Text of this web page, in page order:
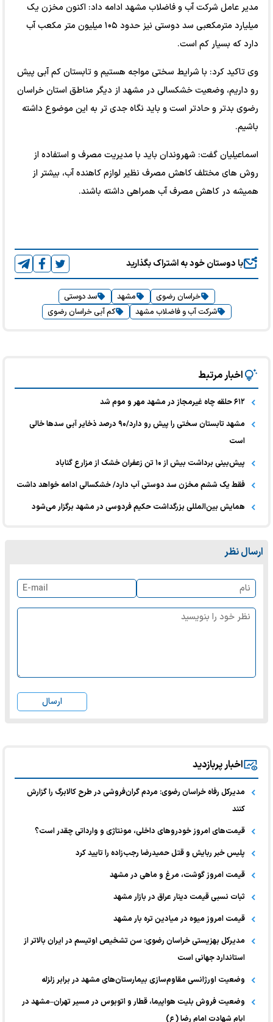
مدیر عامل شرکت آب و فاضلاب مشهد ادامه داد: اکنون مخزن یک
میلیارد مترمکعبی سد دوستی نیز حدود ۱۰۵ میلیون متر مکعب آب
دارد که بسیار کم است.
وی تاکید کرد: با شرایط سختی مواجه هستیم و تابستان کم آبی پیش
رو داریم، وضعیت خشکسالی در مشهد از دیگر مناطق استان خراسان
رضوی بدتر و حادتر است و باید نگاه جدی تر به این موضوع داشته
باشیم.
اسماعیلیان گفت: شهروندان باید با مدیریت مصرف و استفاده از
روش های مختلف کاهش مصرف نظیر لوازم کاهنده آب، بیشتر از
همیشه در کاهش مصرف آب همراهی داشته باشند.
با دوستان خود به اشتراک بگذارید
خراسان رضوی مشهد
سد دوستی
شرکت آب و فاضلاب مشهد
کم آبی خراسان رضوی
اخبار مرتبط
۶۱۲ حلقه چاه غیرمجاز در مشهد مهر و موم شد
مشهد تابستان سختی را پیش رو دارد/۹۰ درصد ذخایر آبی سدها خالی
است
پیش‌بینی برداشت بیش از ۱۰ تن زعفران خشک از مزارع گناباد
فقط یک ششم مخزن سد دوستی آب دارد/ خشکسالی ادامه خواهد داشت
همایش بین‌المللی بزرگداشت حکیم فردوسی در مشهد برگزار می‌شود
ارسال نظر
ارسال
اخبار پربازدید
مدیرکل رفاه خراسان رضوی: مردم گران‌فروشی در طرح کالابرگ را گزارش
کنند
قیمت‌های امروز خودرو‌های داخلی، مونتاژی و وارداتی چقدر است؟
پلیس خبر ربایش و قتل حمیدرضا رجب‌زاده را تایید کرد
قیمت امروز گوشت، مرغ و ماهی در مشهد
ثبات نسبی قیمت دینار عراق در بازار مشهد
قیمت امروز میوه در میادین تره بار مشهد
مدیرکل بهزیستی خراسان رضوی: سن تشخیص اوتیسم در ایران بالاتر از
استاندارد جهانی است
وضعیت اورژانسی مقاوم‌سازی بیمارستان‌های مشهد در برابر زلزله
وضعیت فروش بلیت هواپیما، قطار و اتوبوس در مسیر تهران–مشهد در
ایام شهادت امام رضا (ع)